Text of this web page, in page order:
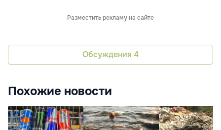
Разместить рекламу на сайте
Обсуждения 4
Похожие новости